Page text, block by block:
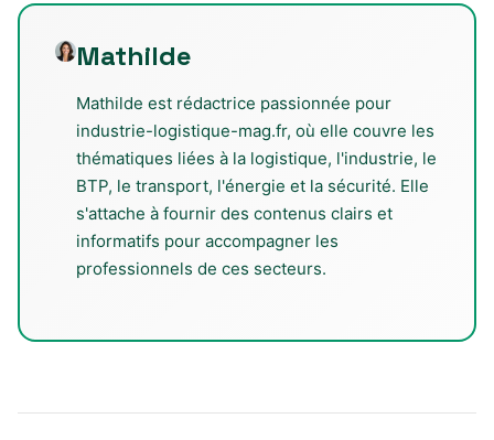
Mathilde
Mathilde est rédactrice passionnée pour
industrie-logistique-mag.fr, où elle couvre les
thématiques liées à la logistique, l'industrie, le
BTP, le transport, l'énergie et la sécurité. Elle
s'attache à fournir des contenus clairs et
informatifs pour accompagner les
professionnels de ces secteurs.